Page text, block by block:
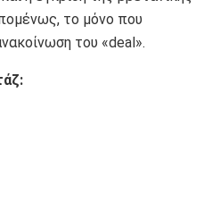
το μόνο που
του «deal».